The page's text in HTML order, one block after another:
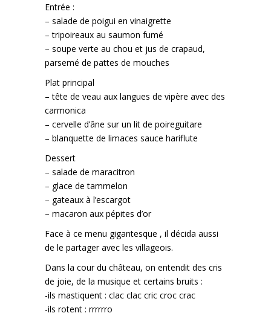
Entrée :
– salade de poigui en vinaigrette
– tripoireaux au saumon fumé
– soupe verte au chou et jus de crapaud,
parsemé de pattes de mouches
Plat principal
– tête de veau aux langues de vipère avec des
carmonica
– cervelle d’âne sur un lit de poireguitare
– blanquette de limaces sauce hariflute
Dessert
– salade de maracitron
– glace de tammelon
– gateaux à l’escargot
– macaron aux pépites d’or
Face à ce menu gigantesque , il décida aussi
de le partager avec les villageois.
Dans la cour du château, on entendit des cris
de joie, de la musique et certains bruits :
-ils mastiquent : clac clac cric croc crac
-ils rotent : rrrrrro